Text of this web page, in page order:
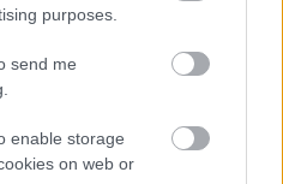
purposes.
send me
enable storage
on web or